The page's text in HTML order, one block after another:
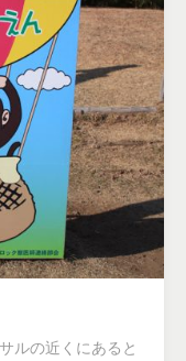
ルの近くにあると